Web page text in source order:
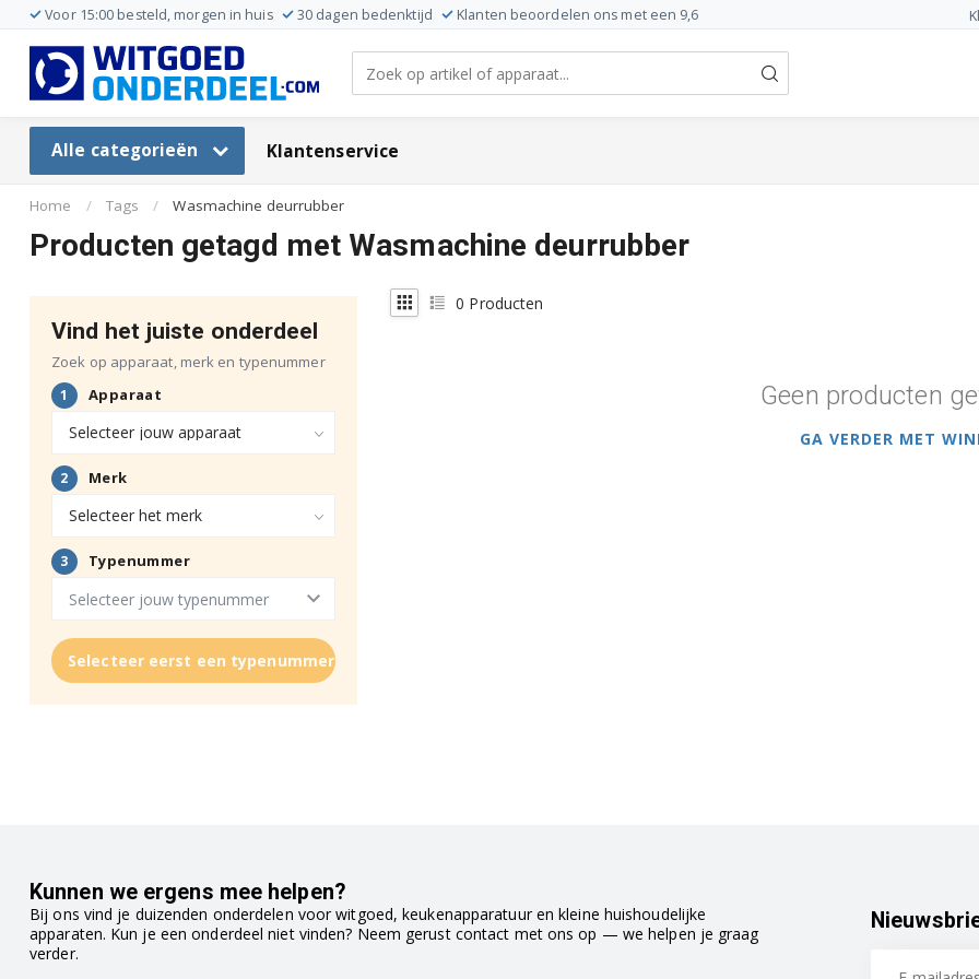
Voor 15:00 besteld, morgen in huis 30 dagen bedenktijd Klanten beoordelen ons met een 9,6
Alle categorieën Klantenservice
Home / Tags / Wasmachine deurrubber
Producten getagd met Wasmachine deurrubber
Vind het juiste onderdeel
Zoek op apparaat, merk en typenummer
Selecteer eerst een typenummer
0 Producten
Geen producten
GA VERDER MET
Kunnen we ergens mee helpen?
Bij ons vind je duizenden onderdelen voor witgoed, keukenapparatuur en kleine huishoudelijke
apparaten. Kun je een onderdeel niet vinden? Neem gerust contact met ons op — we helpen je graag
verder.